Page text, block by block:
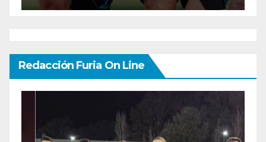
Redacción Furia On Line